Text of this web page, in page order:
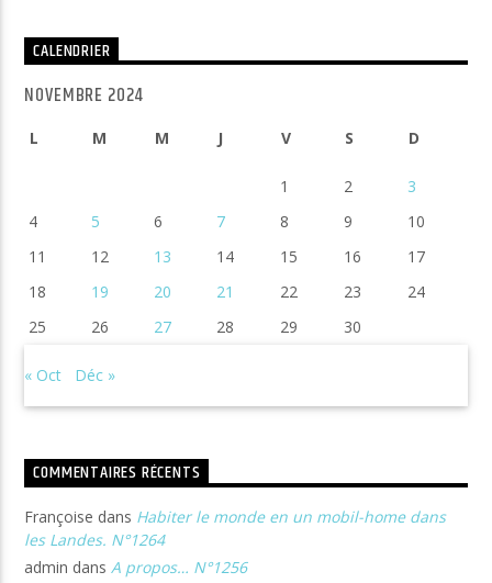
CALENDRIER
NOVEMBRE 2024
L M M J V S D
1 2
3
4
5 6 7 8 9
10
11
12 13 14 15 16
17
18
19 20 21 22 23
24
25
26 27 28 29 30
« Oct Déc »
COMMENTAIRES RÉCENTS
Françoise dans Habiter le monde en un mobil-home dans
les Landes. N°1264
admin dansA propos… N°1256